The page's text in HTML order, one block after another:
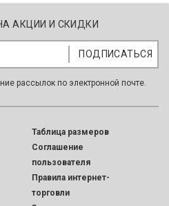
АКЦИИ И СКИДКИ
рассылок по электронной почте.
Таблица размеров
Соглашение
пользователя
Правила интернет-
торговли